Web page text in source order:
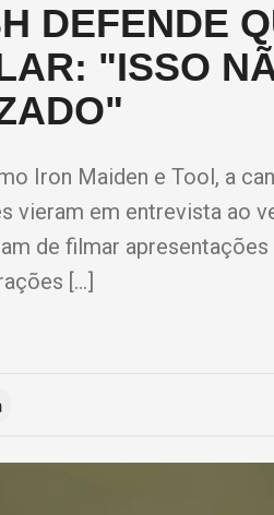
DEFENDE
"ISSO
Iron Maiden e Tool, a
vieram em entrevista ao
de filmar
[…]